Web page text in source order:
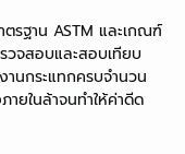
รฐาน ASTM และเกณฑ์
วจสอบและสอบเทียบ
านกระแทกครบจำนวน
ยในล้าจนทำให้ค่าดีด